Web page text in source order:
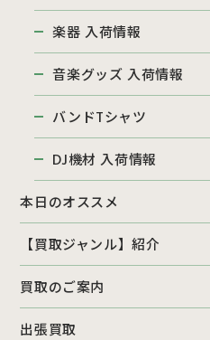
楽器 入荷情報
音楽グッズ 入荷情報
バンドTシャツ
DJ機材 入荷情報
本日のオススメ
【買取ジャンル】紹介
買取のご案内
出張買取